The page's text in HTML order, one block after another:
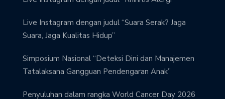
Live Instagram dengan judul “Suara Serak? Jaga
Suara, Jaga Kualitas Hidup”
Simposium Nasional “Deteksi Dini dan Manajemen
Tatalaksana Gangguan Pendengaran Anak”
Penyuluhan dalam rangka World Cancer Day 2026